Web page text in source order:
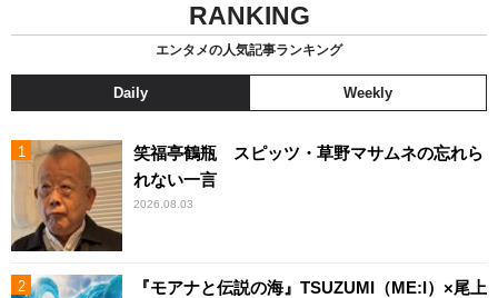
RANKING
エンタメの人気記事ランキング
Daily Weekly
笑福亭鶴瓶 スピッツ・草野マサムネの忘れら
れない一言
2026.08.03
『モアナと伝説の海』TSUZUMI（ME:I）×尾上